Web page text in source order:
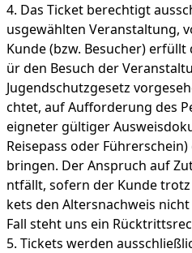
Das Ticket berechtigt
usgewählten Veranstaltung,
Kunde (bzw. Besucher)
ür den Besuch der
Jugendschutzgesetz
chtet, auf Aufforderung des
eigneter gültiger
Reisepass oder
bringen. Der Anspruch auf
ntfällt, sofern der Kunde
kets den Altersnachweis
Fall steht uns ein
Tickets werden